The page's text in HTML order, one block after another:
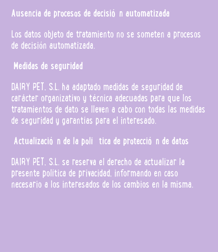
Ausencia de procesos de decisión automatizada
Los datos objeto de tratamiento no se someten a procesos
de decisión automatizada.
Medidas de seguridad
DAIRY PET, S.L. ha adaptado medidas de seguridad de
carácter organizativo y técnica adecuadas para que los
tratamientos de dato se lleven a cabo con todas las medidas
de seguridad y garantías para el interesado.
Actualización de la política de protección de datos
DAIRY PET, S.L. se reserva el derecho de actualizar la
presente política de privacidad, informando en caso
necesario a los interesados de los cambios en la misma.